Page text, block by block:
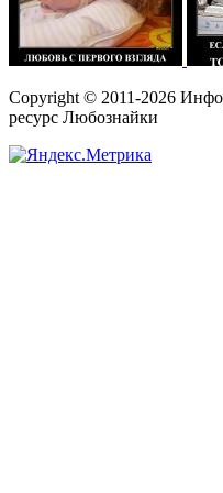
Copyright © 2011-2026
ресурс Любознайки